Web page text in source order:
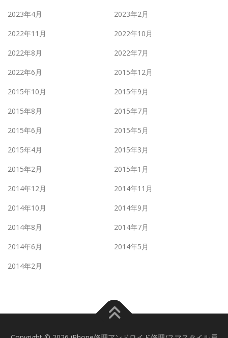
2023年4月
2023年2月
2022年11月
2022年10月
2022年8月
2022年7月
2022年6月
2015年12月
2015年10月
2015年9月
2015年8月
2015年7月
2015年6月
2015年5月
2015年4月
2015年3月
2015年2月
2015年1月
2014年12月
2014年11月
2014年10月
2014年9月
2014年8月
2014年7月
2014年6月
2014年5月
2014年2月